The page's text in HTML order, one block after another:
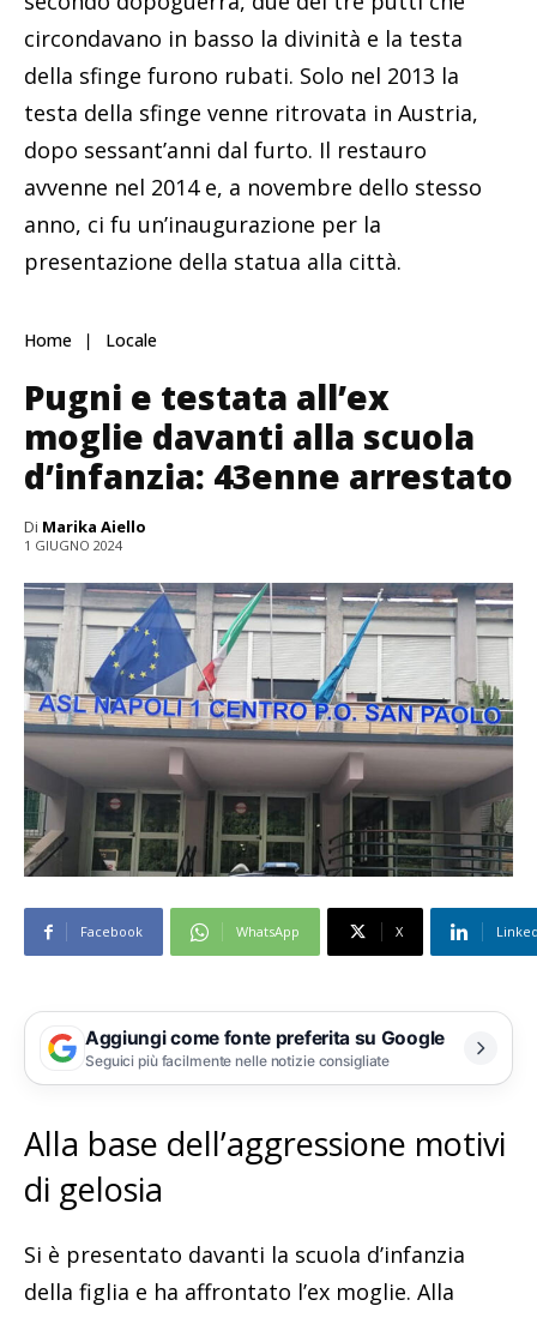
circondavano in basso la divinità e la testa
della sfinge furono rubati. Solo nel 2013 la
testa della sfinge venne ritrovata in Austria,
dopo sessant’anni dal furto. Il restauro
avvenne nel 2014 e, a novembre dello stesso
anno, ci fu un’inaugurazione per la
presentazione della statua alla città.
Home Locale
Pugni e testata all’ex
moglie davanti alla scuola
d’infanzia: 43enne arrestato
Di Marika Aiello
1 GIUGNO 2024
Facebook WhatsApp X
Aggiungi come fonte preferita su Google
Seguici più facilmente nelle notizie consigliate
Alla base dell’aggressione motivi
di gelosia
Si è presentato davanti la scuola d’infanzia
della figlia e ha affrontato l’ex moglie. Alla